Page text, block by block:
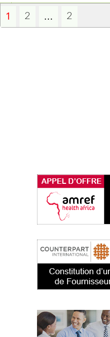
1 2 ... 2